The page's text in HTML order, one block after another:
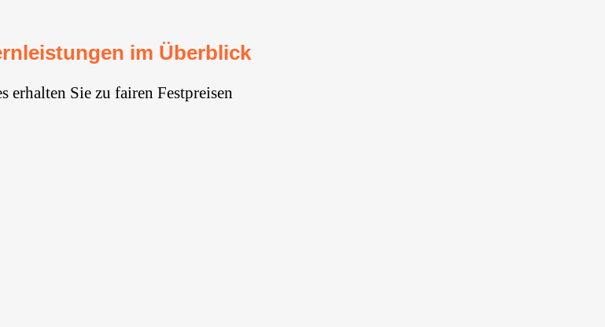
im Überblick
erhalten Sie zu fairen Festpreisen